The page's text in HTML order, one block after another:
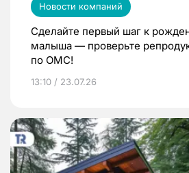
Новости компаний
Сделайте первый шаг к
малыша — проверьте
по ОМС!
13:10 / 23.07.26